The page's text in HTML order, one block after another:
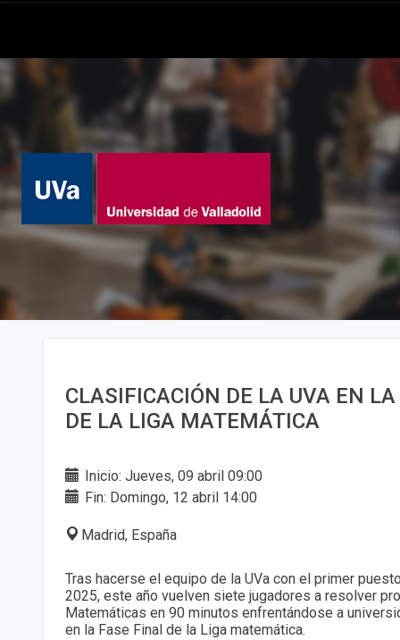
CLASIFICACIÓN DE LA UVA EN
DE LA LIGA MATEMÁTICA
Inicio: Jueves, 09 abril 09:00
Fin: Domingo, 12 abril 14:00
Madrid, España
Tras hacerse el equipo de la UVa con el primer
2025, este año vuelven siete jugadores a resolver
Matemáticas en 90 minutos enfrentándose a
en la Fase Final de la Liga matemática.